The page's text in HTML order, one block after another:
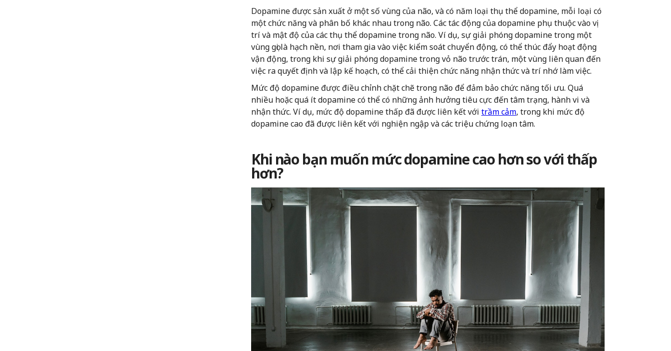
Dopamine được sản xuất ở một số vùng của não, và có năm loại thụ thể dopamine, mỗi loại có
một chức năng và phân bố khác nhau trong não. Các tác động của dopamine phụ thuộc vào vị
trí và mật độ của các thụ thể dopamine trong não. Ví dụ, sự giải phóng dopamine trong một
vùng gọi là hạch nền, nơi tham gia vào việc kiểm soát chuyển động, có thể thúc đẩy hoạt động
vận động, trong khi sự giải phóng dopamine trong vỏ não trước trán, một vùng liên quan đến
việc ra quyết định và lập kế hoạch, có thể cải thiện chức năng nhận thức và trí nhớ làm việc.
Mức độ dopamine được điều chỉnh chặt chẽ trong não để đảm bảo chức năng tối ưu. Quá
nhiều hoặc quá ít dopamine có thể có những ảnh hưởng tiêu cực đến tâm trạng, hành vi và
nhận thức. Ví dụ, mức độ dopamine thấp đã được liên kết với trầm cảm, trong khi mức độ
dopamine cao đã được liên kết với nghiện ngập và các triệu chứng loạn tâm.
Khi nào bạn muốn mức dopamine cao hơn so với thấp
hơn?